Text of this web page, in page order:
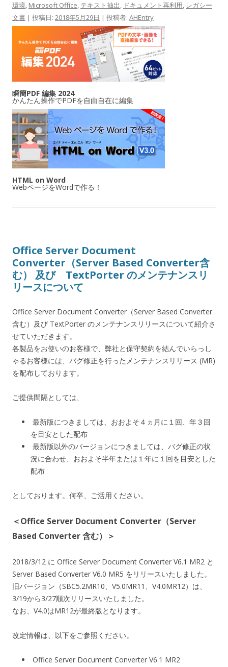
環境, Microsoft Office, テキスト抽出, ドキュメント再利用, レガシー
文書 | 投稿日: 2018年5月29日 | 投稿者: AHEntry
瞬簡PDF 編集 2024
かんたん操作でPDFを自由自在に編集
HTML on Word
WebページをWordで作る！
Office Server Document
Converter（Server Based Converter含
む） 及び TextPorter のメンテナンスリ
リースについて
Office Server Document Converter（Server Based Converter
含む）及び TextPorter のメンテナンスリリースについて紹介さ
せていただきます。
各製品をお使いのお客様で、弊社と保守契約を結んでいらっし
ゃるお客様には、バグ修正を行ったメンテナンスリリース (MR)
を配布しております。
ご提供間隔としては、
最新版につきましては、おおよそ４ヵ月に１回、年３回
を目安とした配布
最新版以外のバージョンにつきましては、バグ修正の状
況に合わせ、おおよそ半年または１年に１回を目安とした
配布
としております。何卒、ご活用ください。
＜Office Server Document Converter（Server
Based Converter 含む）＞
2018/3/12 に Office Server Document Converter V6.1 MR2 と
Server Based Converter V6.0 MR5 をリリースいたしました。
旧バージョン（SBC5.2MR10、V5.0MR11、V4.0MR12）は、
3/19から3/27順次リリースいたしました。
なお、V4.0はMR12が最終版となります。
改定情報は、以下をご参照ください。
Office Server Document Converter V6.1 MR2